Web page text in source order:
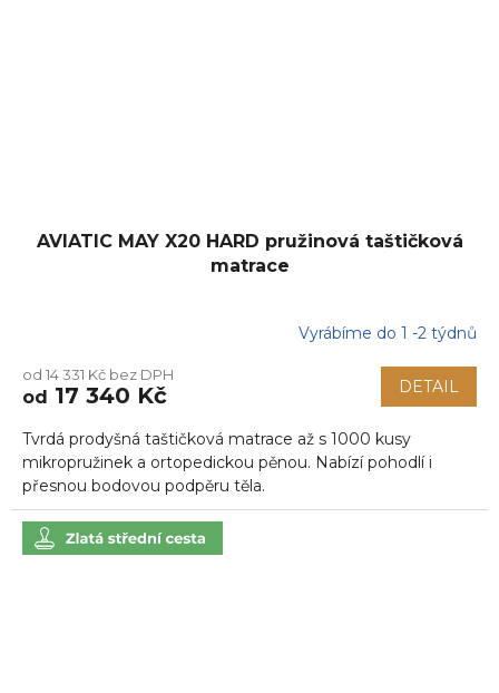
AVIATIC MAY X20 HARD pružinová taštičková
matrace
produktu
je
z
5
hvězdiček.
Vyrábíme do 1 -2 týdnů
od 14 331 Kč bez DPH
od 17 340 Kč DETAIL
Tvrdá prodyšná taštičková matrace až s 1000 kusy
mikropružinek a ortopedickou pěnou. Nabízí pohodlí i
přesnou bodovou podpěru těla.